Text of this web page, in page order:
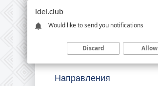
Idei
Направления
idei.club
Would like to send you notifications
Discard Allow